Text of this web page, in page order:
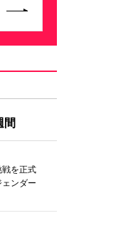
間
を正式
ンダー